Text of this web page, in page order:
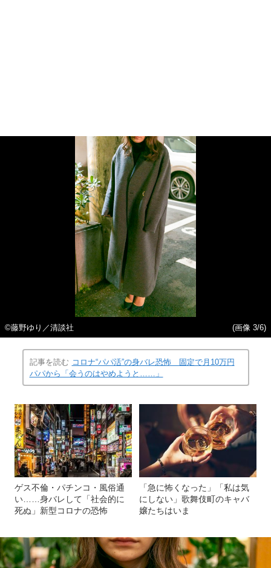
©︎藤野ゆり／清談社 (画像 3/6)
記事を読む コロナ“パパ活”の身バレ恐怖 固定で月10万円
パパから「会うのはやめようと……」
ゲス不倫・パチンコ・風俗通
い……身バレして「社会的に
死ぬ」新型コロナの恐怖
「急に怖くなった」「私は気
にしない」歌舞伎町のキャバ
嬢たちはいま